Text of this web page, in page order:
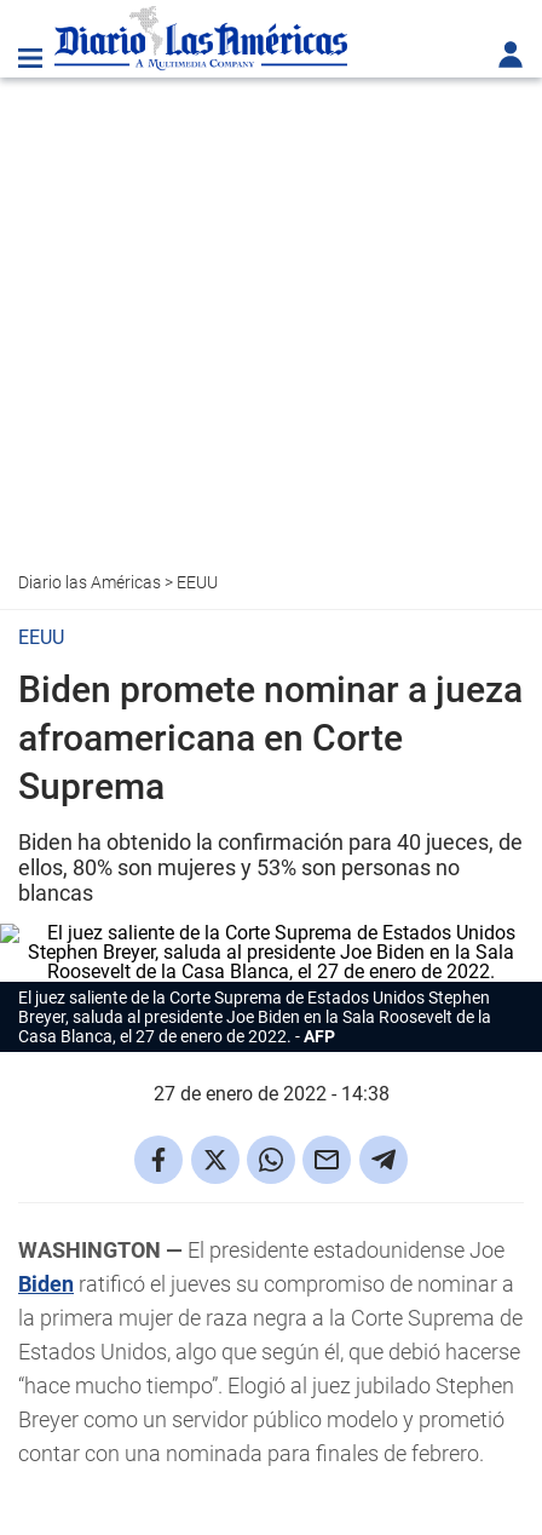
Diario las Américas> EEUU
EEUU
Biden promete nominar a jueza
afroamericana en Corte
Suprema
Biden ha obtenido la confirmación para 40 jueces, de
ellos, 80% son mujeres y 53% son personas no
blancas
El juez saliente de la Corte Suprema de Estados Unidos Stephen
Breyer, saluda al presidente Joe Biden en la Sala Roosevelt de la
Casa Blanca, el 27 de enero de 2022.
AFP
27 de enero de 2022 - 14:38
WASHINGTON — El presidente estadounidense Joe
Biden ratificó el jueves su compromiso de nominar a
la primera mujer de raza negra a la Corte Suprema de
Estados Unidos, algo que según él, que debió hacerse
“hace mucho tiempo”. Elogió al juez jubilado Stephen
Breyer como un servidor público modelo y prometió
contar con una nominada para finales de febrero.